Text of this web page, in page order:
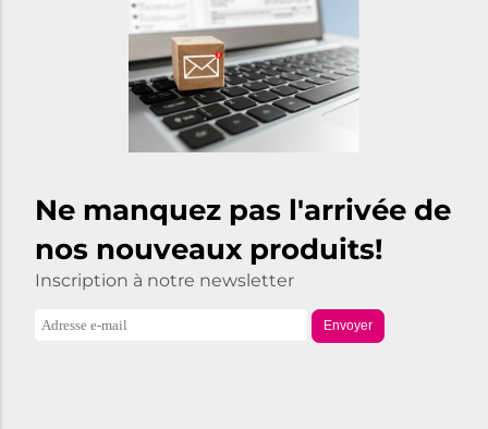
Ne manquez pas l'arrivée de
nos nouveaux produits!
Inscription à notre newsletter
Envoyer